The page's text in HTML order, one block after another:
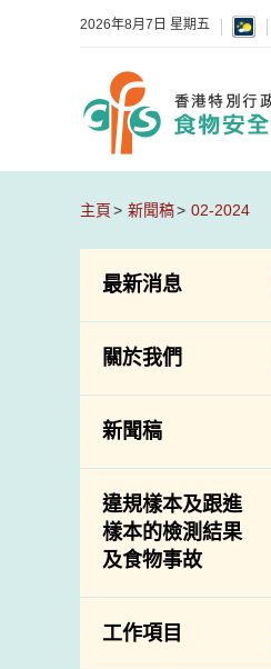
2026年8月7日 星期五
主頁 新聞稿 02-2024
最新消息
食物警報 / 致敏物
警報
活動
關於我們
組織結構
介紹短片
新聞稿
違規樣本及跟進
樣本的檢測結果
及食物事故
工作項目